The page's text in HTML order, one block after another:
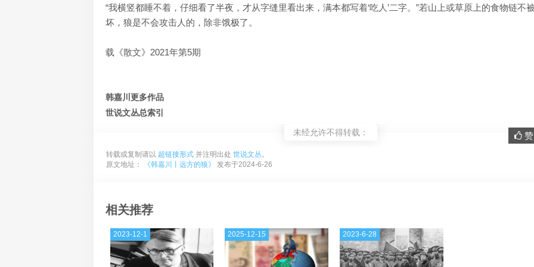
“我横竖都睡不着，仔细看了半夜，才从字缝里看出来，满本都写着‘吃人’二字。”若山上或草原上的食物链不
坏，狼是不会攻击人的，除非饿极了。
载《散文》2021年第5期
韩嘉川更多作品
世说文丛总索引
未经允许不得转载：
转载或复制请以 超链接形式 并注明出处 世说文丛。
原文地址：
《韩嘉川丨远方的狼》 发布于2024-6-26
相关推荐
2023-12-1 2025-12-15 2023-6-28